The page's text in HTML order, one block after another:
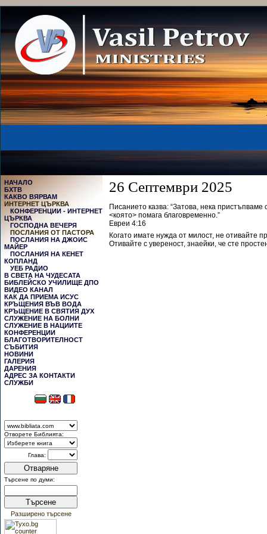
НАЧАЛО
БХТВ
КАКВО ВЯРВАМ
ИНТЕРНЕТ ЦЪРКВА
КОНФЕРЕНЦИИ - ИНТЕРНЕТ
ЦЪРКВА
ГОСПОДНА ВЕЧЕРЯ
ПОСЛАНИЯ ОТ ПАСТОРА
ПОСЛАНИЯ НА ДЖОИС
МАЙЕР
ПОСЛАНИЯ НА КЕНЕТ
КОПЛАНД
УЕБ РАДИО
В СВЕТА НА ЧУДЕСАТА
БИБЛЕЙСКО УЧИЛИЩЕ ДПО
ВИДЕО КАНАЛ
КАК ДА ПРИЕМА ИСУС
КРЪЩЕНИЯ ВЪВ ВОДА
КРЪЩЕНИЕ В СВЯТИЯ ДУХ
СЛУЖЕНИЕ НА БОЛНИ
СЛУЖЕНИЕ В НАЦИИТЕ
КОНФЕРЕНЦИИ
БЛАГОТВОРИТЕЛНОСТ
СЪБИТИЯ
НОВИНИ
ГАЛЕРИЯ
ДАРЕНИЯ
АДРЕС ЗА КОНТАКТИ
СЛУЖБИ
Отворете Библията:
Глава:
Отваряне
Търсене по думи:
Търсене
Разширено търсене
26 Септември 2025
Писанието казва: “Затова, нека
<която> помага благовременно.”
‭‭Евреи‬ ‭4‬:‭16‬ ‭
Когато имате нужда от милост, не отивайте
Отивайте с увереност, знаейки, че сте